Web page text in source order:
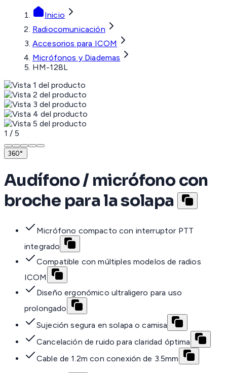
Inicio
Radiocomunicación
Accesorios para ICOM
Micrófonos y Diademas
HM-128L
1 / 5
360°
Audífono / micrófono con
broche para la solapa
Micrófono compacto con interruptor PTT
integrado
Compatible con múltiples modelos de radios
ICOM
Diseño ergonómico ultraligero para uso
prolongado
Sujeción segura en solapa o camisa
Cancelación de ruido para claridad óptima
Cable de 1.2m con conexión de 3.5mm